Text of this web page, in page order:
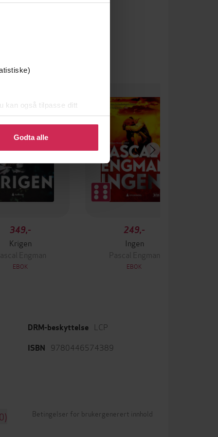
kan også tilpasse ditt
eller endre ditt samtykke.
Godta alle
349,-
Krigen
Engman
EBOK
249,-
Ingen
Pascal Engman
EBOK
DRM-beskyttelse LCP
ISBN 9780446574389
Betingelser for brukergenerert innhold